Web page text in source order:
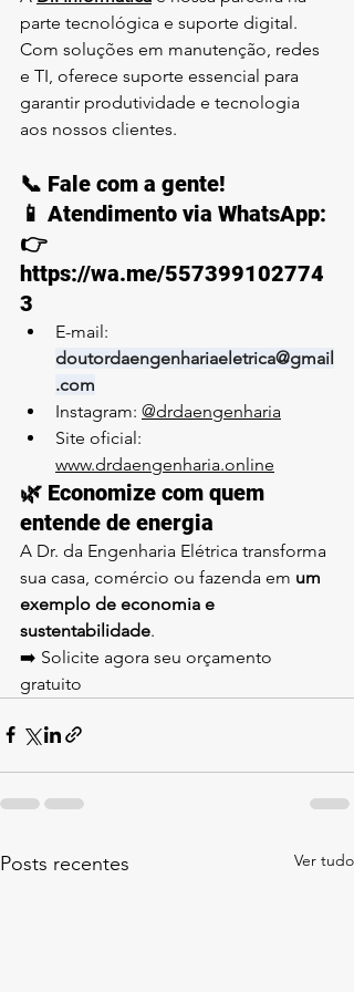
parte tecnológica e suporte digital.
Com soluções em manutenção, redes
e TI, oferece suporte essencial para
garantir produtividade e tecnologia
aos nossos clientes.
📞 Fale com a gente!
📱 Atendimento via WhatsApp:
👉
https://wa.me/557399102774
3
E-mail:
doutordaengenhariaeletrica@gmail
.com
Instagram: @drdaengenharia
Site oficial:
www.drdaengenharia.online
🌿 Economize com quem
entende de energia
A Dr. da Engenharia Elétrica transforma
sua casa, comércio ou fazenda em um
exemplo de economia e
sustentabilidade.
➡️ Solicite agora seu orçamento
gratuito
Posts recentes Ver tudo